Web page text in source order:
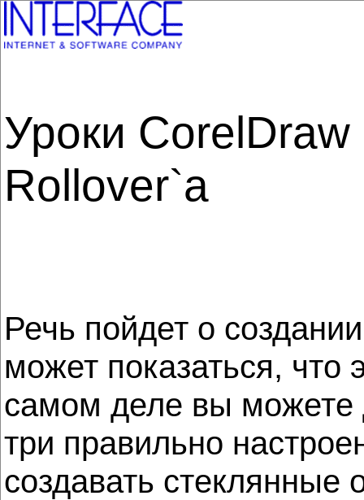
Уроки
Rollover`а
Речь пойдет о
может показаться,
самом деле вы можете
три правильно
создавать стеклянные